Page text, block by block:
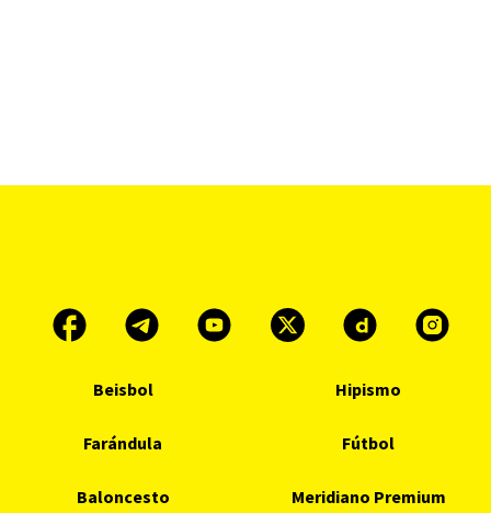
Beisbol Hipismo
Farándula Fútbol
Baloncesto Meridiano Premium